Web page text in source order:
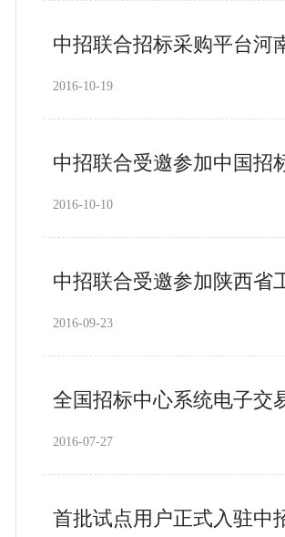
中招联合招标采购平台河
2016-10-19
中招联合受邀参加中国招
2016-10-10
中招联合受邀参加陕西省
2016-09-23
全国招标中心系统电子交
2016-07-27
首批试点用户正式入驻中